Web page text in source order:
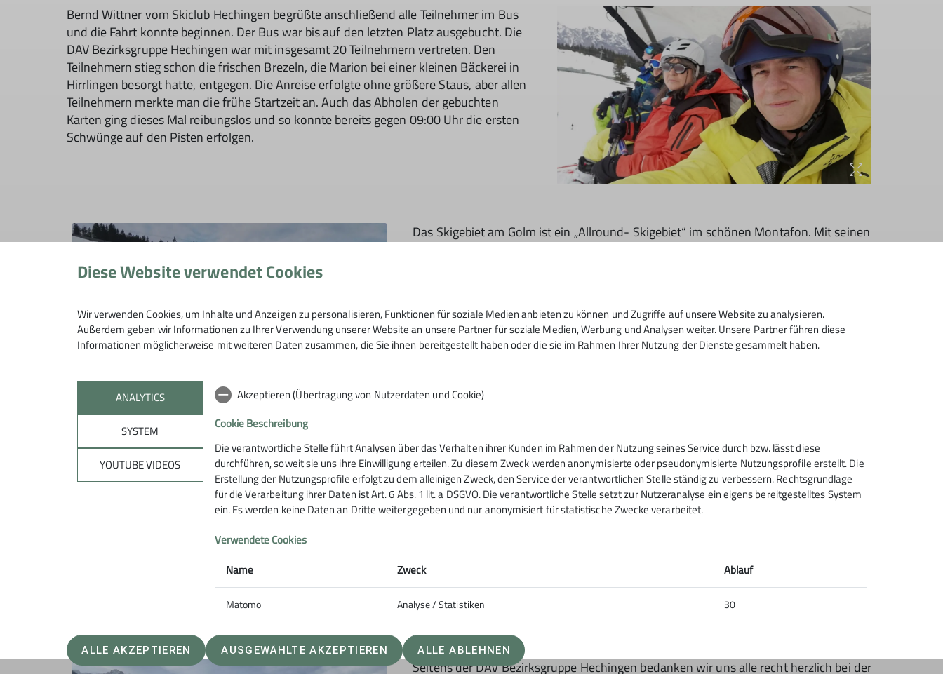
Bernd Wittner vom Skiclub Hechingen begrüßte anschließend alle Teilnehmer im Bus
und die Fahrt konnte beginnen. Der Bus war bis auf den letzten Platz ausgebucht. Die
DAV Bezirksgruppe Hechingen war mit insgesamt 20 Teilnehmern vertreten. Den
Teilnehmern stieg schon die frischen Brezeln, die Marion bei einer kleinen Bäckerei in
Hirrlingen besorgt hatte, entgegen. Die Anreise erfolgte ohne größere Staus, aber allen
Teilnehmern merkte man die frühe Startzeit an. Auch das Abholen der gebuchten
Karten ging dieses Mal reibungslos und so konnte bereits gegen 09:00 Uhr die ersten
Schwünge auf den Pisten erfolgen.
Das Skigebiet am Golm ist ein „Allround- Skigebiet“ im schönen Montafon. Mit seinen
noch gesperrt, die Pistenverhältnisse am Berg waren dafür aber optimal. So kam jeder
auf seine Kosten.
Zur Mittagszeit traf man sich im sektionseigenen Haus Matzschwitz zur Stärkung. Der
Wirt ließ sich, wie bereits auch schon die letzten Jahre zuvor, nicht lumpen und
begrüßte die Teilnehmer der Bezirksgruppe Hechingen und die Gäste des Skiclubs,
höchst persönlich mit einer Runde Schnaps.
Unfalltechnisch gab es dieses Mal nur einen kleinen Riss am Finger zu verzeichnen.
Dieser ereignete sich beim Herausholen der Skier wurde aber auch gleich
fachmännisch versorgt. Und am Ende sorgte sich Marion noch zwei Tage intensiv um
ein vertauschtes, ungleiches Paar Skistöcke.
Seitens der DAV Bezirksgruppe Hechingen bedanken wir uns alle recht herzlich bei der
Diese Website verwendet Cookies
Wir verwenden Cookies, um Inhalte und Anzeigen zu personalisieren, Funktionen für soziale Medien anbieten zu können und Zugriffe auf unsere Website zu analysieren.
Außerdem geben wir Informationen zu Ihrer Verwendung unserer Website an unsere Partner für soziale Medien, Werbung und Analysen weiter. Unsere Partner führen diese
Informationen möglicherweise mit weiteren Daten zusammen, die Sie ihnen bereitgestellt haben oder die sie im Rahmen Ihrer Nutzung der Dienste gesammelt haben.
ANALYTICS
SYSTEM
YOUTUBE VIDEOS
Akzeptieren (Übertragung von Nutzerdaten und Cookie)
Cookie Beschreibung
Die verantwortliche Stelle führt Analysen über das Verhalten ihrer Kunden im Rahmen der Nutzung seines Service durch bzw. lässt diese
durchführen, soweit sie uns ihre Einwilligung erteilen. Zu diesem Zweck werden anonymisierte oder pseudonymisierte Nutzungsprofile erstellt. Die
Erstellung der Nutzungsprofile erfolgt zu dem alleinigen Zweck, den Service der verantwortlichen Stelle ständig zu verbessern. Rechtsgrundlage
für die Verarbeitung ihrer Daten ist Art. 6 Abs. 1 lit. a DSGVO. Die verantwortliche Stelle setzt zur Nutzeranalyse ein eigens bereitgestelltes System
ein. Es werden keine Daten an Dritte weitergegeben und nur anonymisiert für statistische Zwecke verarbeitet.
Verwendete Cookies
Name
Zweck Ablauf
Matomo Analyse / Statistiken 30
ALLE AKZEPTIEREN AUSGEWÄHLTE AKZEPTIEREN ALLE ABLEHNEN